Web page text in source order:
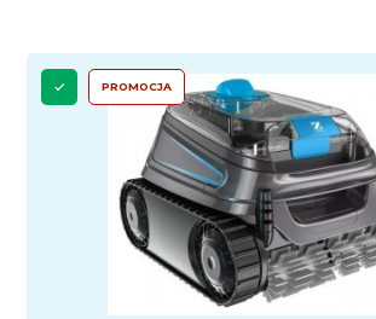
PROMOCJA